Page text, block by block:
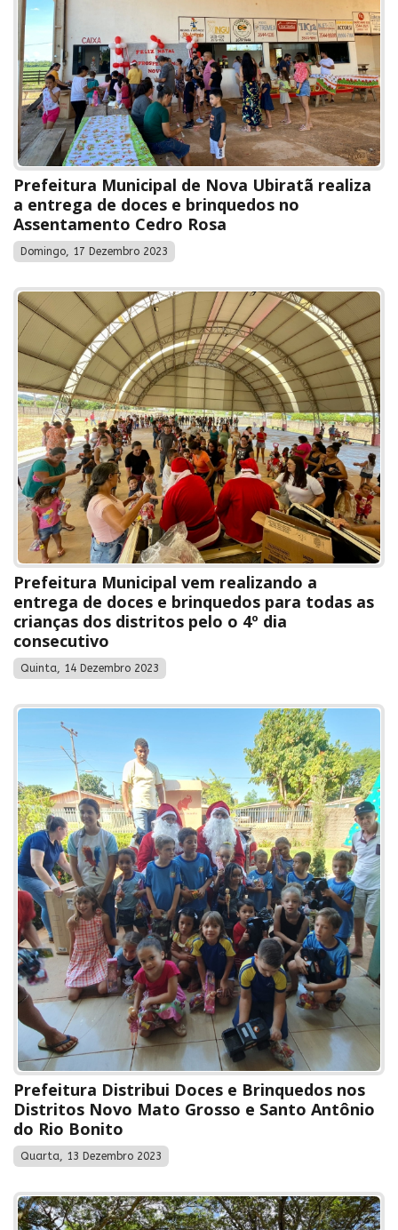
Prefeitura Municipal de Nova Ubiratã realiza
a entrega de doces e brinquedos no
Assentamento Cedro Rosa
Domingo, 17 Dezembro 2023
Prefeitura Municipal vem realizando a
entrega de doces e brinquedos para todas as
crianças dos distritos pelo o 4º dia
consecutivo
Quinta, 14 Dezembro 2023
Prefeitura Distribui Doces e Brinquedos nos
Distritos Novo Mato Grosso e Santo Antônio
do Rio Bonito
Quarta, 13 Dezembro 2023